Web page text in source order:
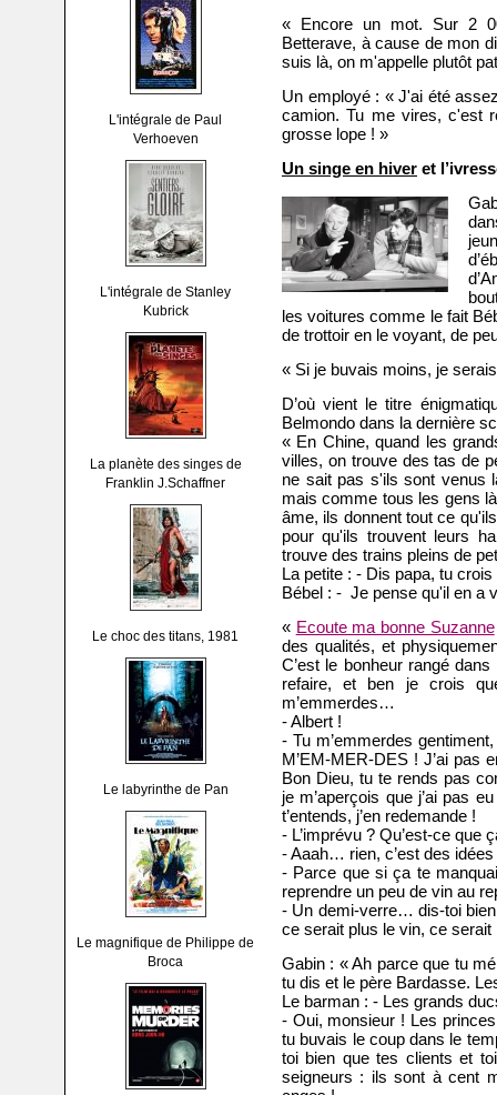
L'intégrale de Paul
Verhoeven
L'intégrale de Stanley
Kubrick
La planète des singes de
Franklin J.Schaffner
Le choc des titans, 1981
Le labyrinthe de Pan
Le magnifique de Philippe de
Broca
« Encore un mot. Sur 2
Betterave, à cause de mon
suis là, on m'appelle plutôt
Un employé : « J'ai été
camion. Tu me vires, c'est
grosse lope ! »
Un singe en hiver et
les voitures comme le fait
de trottoir en le voyant, de
« Si je buvais moins, je
D’où vient le titre
Belmondo dans la dernière
« En Chine, quand les
villes, on trouve des tas de
ne sait pas s'ils sont venus
mais comme tous les gens
âme, ils donnent tout ce
pour qu'ils trouvent leurs
trouve des trains pleins de
La petite : - Dis papa, tu
Bébel : - Je pense qu'il en a
« Ecoute ma bonne Suzanne
des qualités, et
C’est le bonheur rangé
refaire, et ben je crois
m’emmerdes…
- Albert !
- Tu m’emmerdes
M’EM-MER-DES ! J’ai pas
Bon Dieu, tu te rends pas
je m’aperçois que j’ai pas
t’entends, j’en redemande !
- L’imprévu ? Qu’est-ce que
- Aaah… rien, c’est des
- Parce que si ça te
reprendre un peu de vin au
- Un demi-verre… dis-toi
ce serait plus le vin, ce serait
Gabin : « Ah parce que tu
tu dis et le père Bardasse.
Le barman : - Les grands
- Oui, monsieur ! Les
tu buvais le coup dans le
toi bien que tes clients et
seigneurs : ils sont à cent